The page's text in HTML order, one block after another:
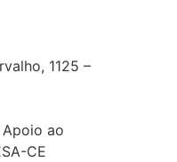
1125 –
ao
CE